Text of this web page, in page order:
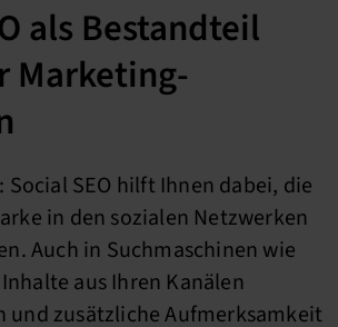
als Bestandteil
Marketing-
Social SEO hilft Ihnen dabei, die
in den sozialen Netzwerken
Auch in Suchmaschinen wie
aus Ihren Kanälen
und zusätzliche Aufmerksamkeit